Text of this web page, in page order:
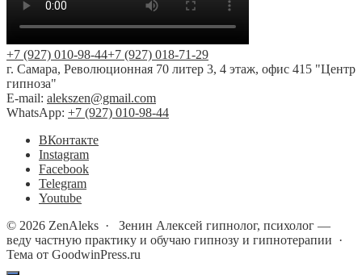
+7 (927) 010-98-44+7 (927) 018-71-29
г. Самара, Революционная 70 литер 3, 4 этаж, офис 415 "Центр
гипноза"
E-mail: alekszen@gmail.com
WhatsApp: +7 (927) 010-98-44
BКонтакте
Instagram
Facebook
Telegram
Youtube
© 2026 ZenAleks · Зенин Алексей гипнолог, психолог —
веду частную практику и обучаю гипнозу и гипнотерапии ·
Тема от GoodwinPress.ru